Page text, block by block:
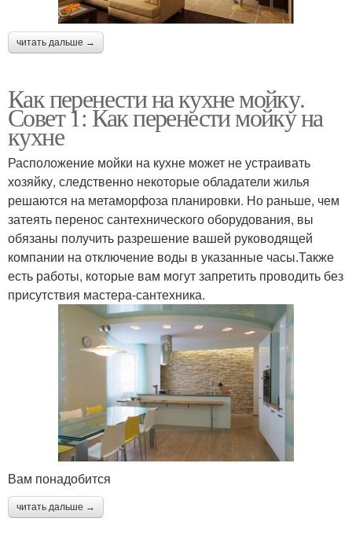
читать дальше →
Как перенести на кухне мойку.
Совет 1: Как перенести мойку на
кухне
Расположение мойки на кухне может не устраивать
хозяйку, следственно некоторые обладатели жилья
решаются на метаморфоза планировки. Но раньше, чем
затеять перенос сантехнического оборудования, вы
обязаны получить разрешение вашей руководящей
компании на отключение воды в указанные часы.Также
есть работы, которые вам могут запретить проводить без
присутствия мастера-сантехника.
Вам понадобится
читать дальше →